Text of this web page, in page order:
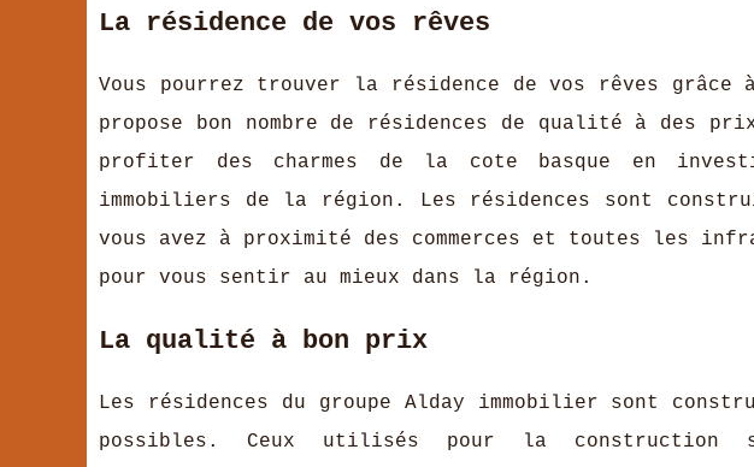
La résidence de vos rêves
Vous pourrez trouver la résidence de vos rêves grâce
propose bon nombre de résidences de qualité à des
profiter des charmes de la cote basque en
immobiliers de la région. Les résidences sont
vous avez à proximité des commerces et toutes les
pour vous sentir au mieux dans la région.
La qualité à bon prix
Les résidences du groupe Alday immobilier sont
possibles. Ceux utilisés pour la construction